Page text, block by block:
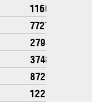
1166513
772744
279464
374838
872074
122881